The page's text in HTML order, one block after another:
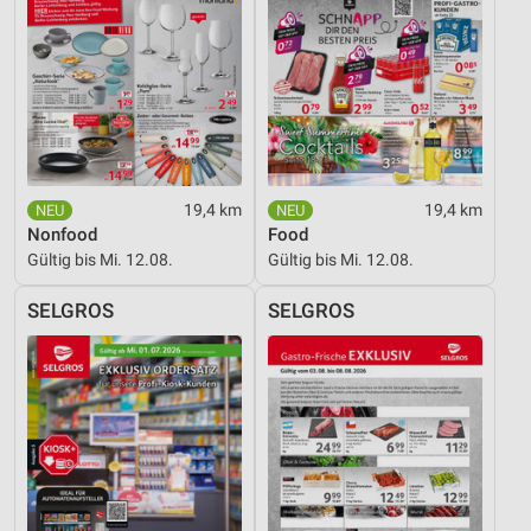
19,4 km
Nonfood
Gültig bis Mi. 12.08.
19,4 km
Food
Gültig bis Mi. 12.08.
SELGROS SELGROS
Verwendung genauer Standortdaten
Geräte anhand von aktiv angeforderten
Informationen identifizieren
Nicht-IAB-Verarbeitungszwecke:
Notwendig
Performance
Werbung